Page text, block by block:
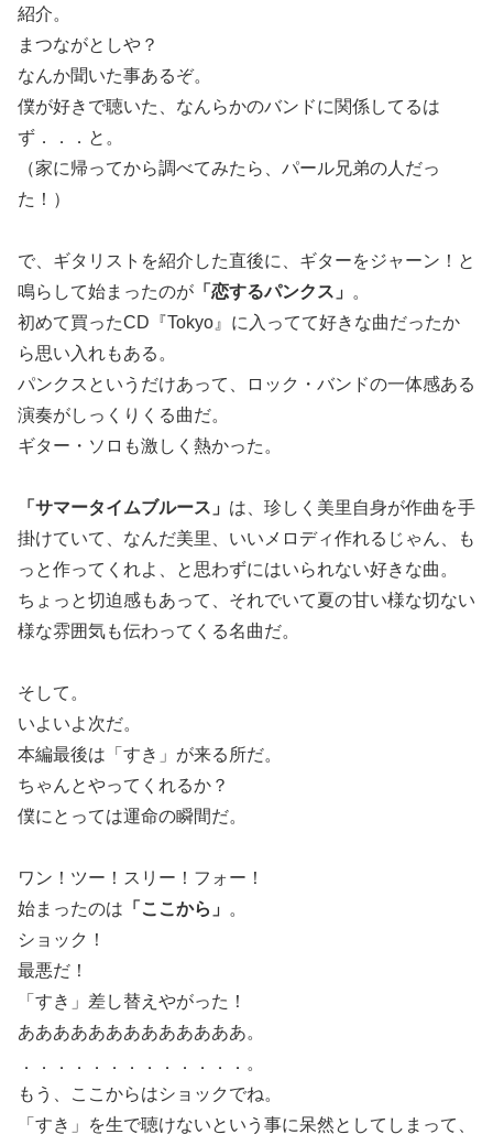
紹介。
まつながとしや？
なんか聞いた事あるぞ。
僕が好きで聴いた、なんらかのバンドに関係してるは
ず．．．と。
（家に帰ってから調べてみたら、パール兄弟の人だっ
た！）
で、ギタリストを紹介した直後に、ギターをジャーン！と
鳴らして始まったのが 「恋するパンクス」
。
初めて買ったCD『Tokyo』に入ってて好きな曲だったか
ら思い入れもある。
パンクスというだけあって、ロック・バンドの一体感ある
演奏がしっくりくる曲だ。
ギター・ソロも激しく熱かった。
「サマータイムブルース」 は、珍しく美里自身が作曲を手
掛けていて、なんだ美里、いいメロディ作れるじゃん、も
っと作ってくれよ、と思わずにはいられない好きな曲。
ちょっと切迫感もあって、それでいて夏の甘い様な切ない
様な雰囲気も伝わってくる名曲だ。
そして。
いよいよ次だ。
本編最後は「すき」が来る所だ。
ちゃんとやってくれるか？
僕にとっては運命の瞬間だ。
ワン！ツー！スリー！フォー！
始まったのは 「ここから」
。
ショック！
最悪だ！
「すき」差し替えやがった！
あああああああああああああ。
．．．．．．．．．．．．．。
もう、ここからはショックでね。
「すき」を生で聴けないという事に呆然としてしまって、